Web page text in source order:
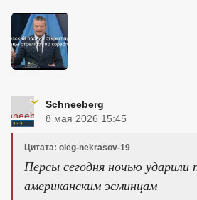
Schneeberg
8 мая 2026 15:45
Цитата: oleg-nekrasov-19
Персы сегодня ночью ударили
американским эсминцам